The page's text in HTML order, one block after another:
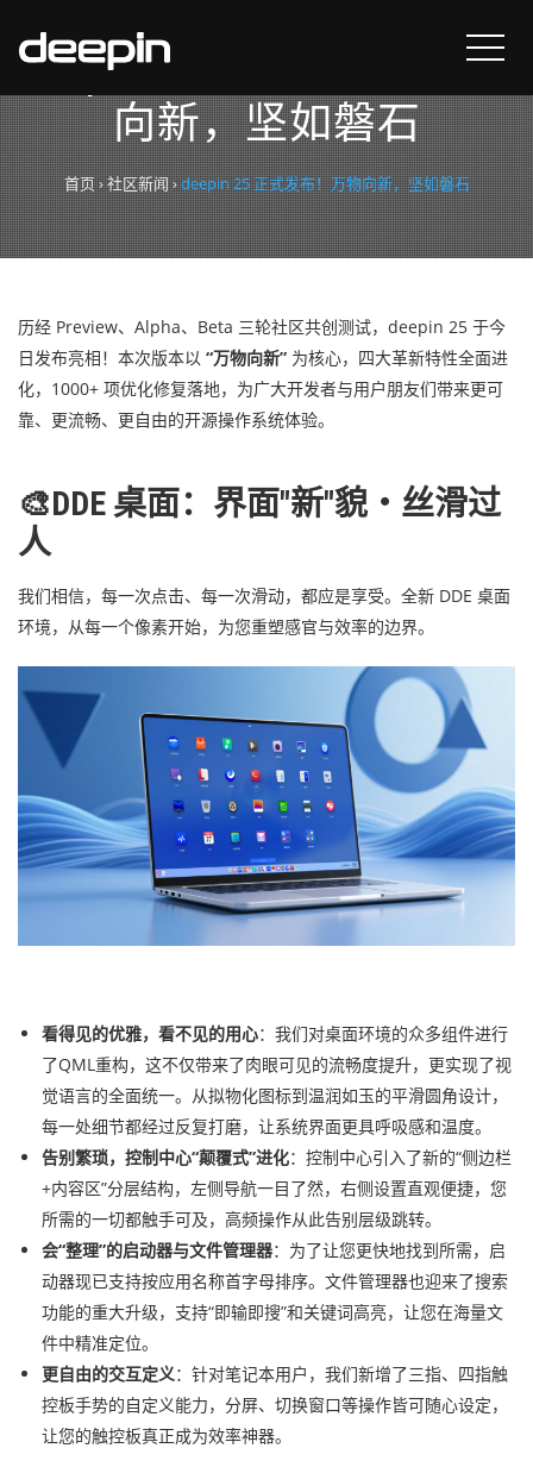
deepin 25 正式发布！万物
向新，坚如磐石
首页›社区新闻›deepin 25 正式发布！万物向新，坚如磐石
历经 Preview、Alpha、Beta 三轮社区共创测试，deepin 25 于今
日发布亮相！本次版本以 “万物向新” 为核心，四大革新特性全面进
化，1000+ 项优化修复落地，为广大开发者与用户朋友们带来更可
靠、更流畅、更自由的开源操作系统体验。
🎨DDE 桌面：界面"新"貌・丝滑过
人
我们相信，每一次点击、每一次滑动，都应是享受。全新 DDE 桌面
环境，从每一个像素开始，为您重塑感官与效率的边界。
看得见的优雅，看不见的用心：我们对桌面环境的众多组件进行
了QML重构，这不仅带来了肉眼可见的流畅度提升，更实现了视
觉语言的全面统一。从拟物化图标到温润如玉的平滑圆角设计，
每一处细节都经过反复打磨，让系统界面更具呼吸感和温度。
告别繁琐，控制中心“颠覆式”进化：控制中心引入了新的“侧边栏
+内容区”分层结构，左侧导航一目了然，右侧设置直观便捷，您
所需的一切都触手可及，高频操作从此告别层级跳转。
会“整理”的启动器与文件管理器：为了让您更快地找到所需，启
动器现已支持按应用名称首字母排序。文件管理器也迎来了搜索
功能的重大升级，支持“即输即搜”和关键词高亮，让您在海量文
件中精准定位。
更自由的交互定义：针对笔记本用户，我们新增了三指、四指触
控板手势的自定义能力，分屏、切换窗口等操作皆可随心设定，
让您的触控板真正成为效率神器。